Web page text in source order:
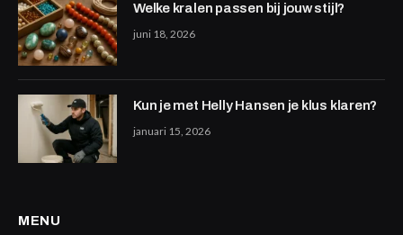
Welke kralen passen bij jouw stijl?
juni 18, 2026
Kun je met Helly Hansen je klus klaren?
januari 15, 2026
MENU